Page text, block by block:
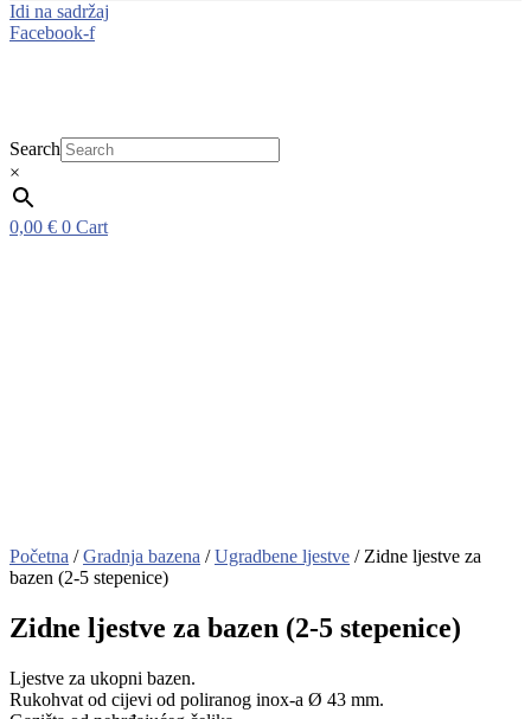
Idi na sadržaj
Facebook-f
Search
×
0,00 € 0 Cart
Početna /Gradnja bazena /Ugradbene ljestve / Zidne ljestve za
bazen (2-5 stepenice)
Zidne ljestve za bazen (2-5 stepenice)
Ljestve za ukopni bazen.
Rukohvat od cijevi od poliranog inox-a Ø 43 mm.